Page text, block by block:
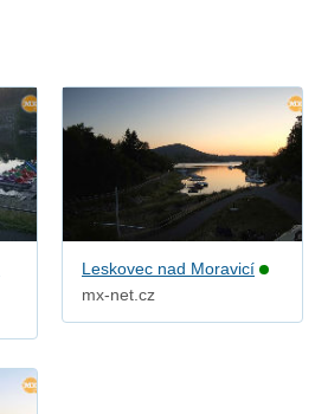
Leskovec nad Moravicí
mx-net.cz